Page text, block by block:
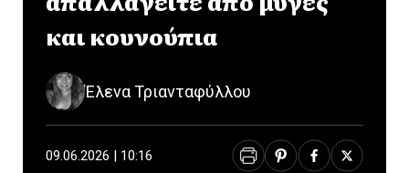
και κουνούπια
Έλενα Τριανταφύλλου
09.06.2026 | 10:16